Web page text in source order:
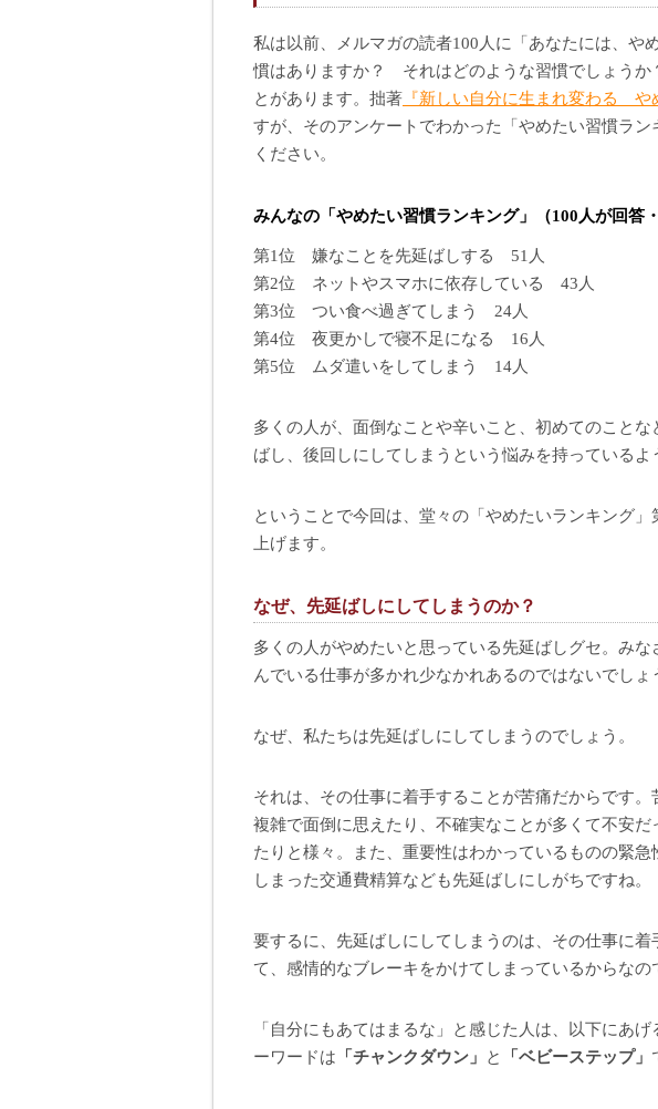
私は以前、メルマガの読者100人に「あなたには、や
慣はありますか？ それはどのような習慣でしょうか
とがあります。拙著 『新しい自分に生まれ変わる や
すが、そのアンケートでわかった「やめたい習慣ラ
ください。
みんなの「やめたい習慣ランキング」（100人が回答
第1位 嫌なことを先延ばしする 51人
第2位 ネットやスマホに依存している 43人
第3位 つい食べ過ぎてしまう 24人
第4位 夜更かしで寝不足になる 16人
第5位 ムダ遣いをしてしまう 14人
多くの人が、面倒なことや辛いこと、初めてのこと
ばし、後回しにしてしまうという悩みを持っているよ
ということで今回は、堂々の「やめたいランキング
上げます。
なぜ、先延ばしにしてしまうのか？
多くの人がやめたいと思っている先延ばしグセ。み
んでいる仕事が多かれ少なかれあるのではないでしょ
なぜ、私たちは先延ばしにしてしまうのでしょう。
それは、その仕事に着手することが苦痛だからです
複雑で面倒に思えたり、不確実なことが多くて不安
たりと様々。また、重要性はわかっているものの緊
しまった交通費精算なども先延ばしにしがちですね。
要するに、先延ばしにしてしまうのは、その仕事に
て、感情的なブレーキをかけてしまっているからなの
「自分にもあてはまるな」と感じた人は、以下にあ
ーワードは 「チャンクダウン」 と 「ベビーステップ」